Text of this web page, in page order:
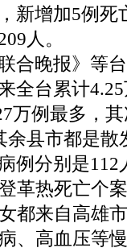
新增加5例死
人。
晚报》等台
全台累计
万例最多，
余县市都是散
例分别是112
热死亡个案
都来自高雄
、高血压等